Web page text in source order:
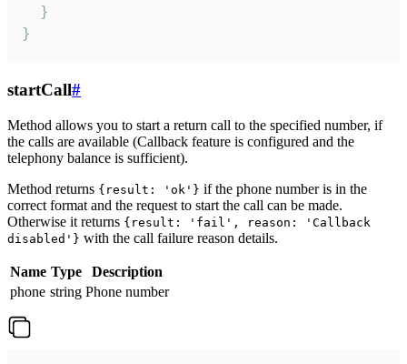
  }
}
startCall#
Method allows you to start a return call to the specified number, if
the calls are available (Callback feature is configured and the
telephony balance is sufficient).
Method returns {result: 'ok'} if the phone number is in the
correct format and the request to start the call can be made.
Otherwise it returns {result: 'fail', reason: 'Callback
disabled'} with the call failure reason details.
Name Type
Description
phone string Phone number